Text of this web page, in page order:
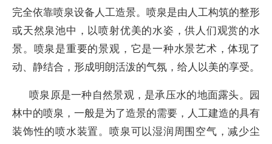
完全依靠喷泉设备人工造景。喷泉是由人工构筑的整形
或天然泉池中，以喷射优美的水姿，供人们观赏的水
景。喷泉是重要的景观，它是一种水景艺术，体现了
动、静结合，形成明朗活泼的气氛，给人以美的享受。
喷泉原是一种自然景观，是承压水的地面露头。园
林中的喷泉，一般是为了造景的需要，人工建造的具有
装饰性的喷水装置。喷泉可以湿润周围空气，减少尘